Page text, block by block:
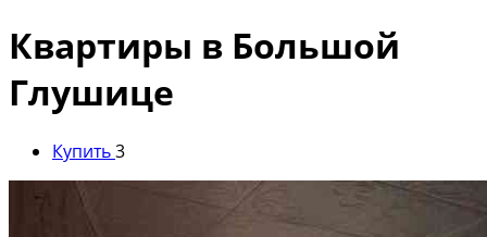
Квартиры в Большой
Глушице
Купить3